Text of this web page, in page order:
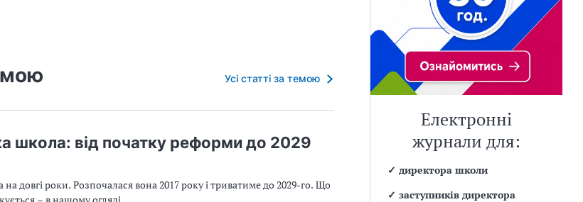
Усі статті за темою
школа: від початку реформи до 2029
довгі роки. Розпочалася вона 2017 року і триватиме до 2029-го. Що
Електронні
журнали для:
✓ директора школи
✓ заступників директора